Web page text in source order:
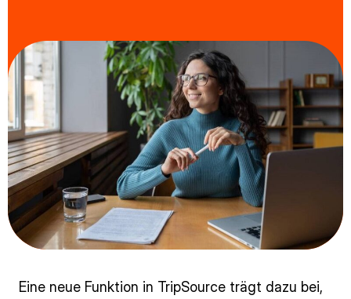
Eine neue Funktion in TripSource trägt dazu bei,